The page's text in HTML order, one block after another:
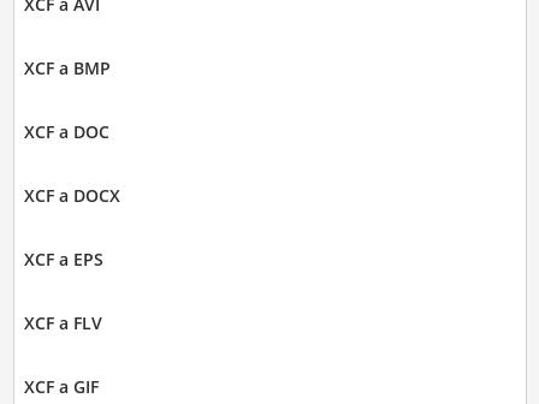
XCF a AVI
XCF a BMP
XCF a DOC
XCF a DOCX
XCF a EPS
XCF a FLV
XCF a GIF